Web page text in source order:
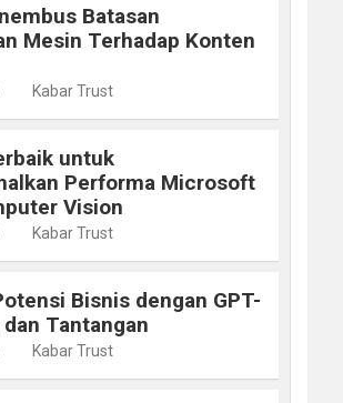
Batasan
Mesin Terhadap Konten
Kabar Trust
untuk
Performa Microsoft
Vision
Kabar Trust
Bisnis dengan GPT-
Tantangan
Kabar Trust